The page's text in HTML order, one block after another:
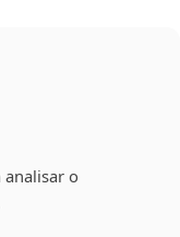
analisar o